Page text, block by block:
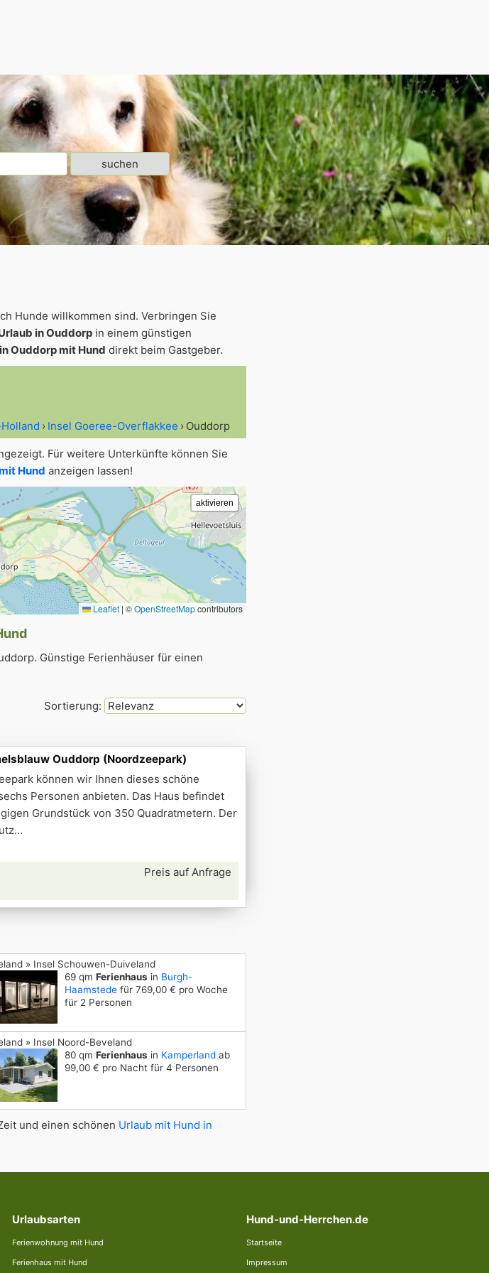
Hunde willkommen sind. Verbringen Sie
in Ouddorp in einem günstigen
Ouddorp mit Hund direkt beim Gastgeber.
Insel Goeree-Overflakkee Ouddorp
Für weitere Unterkünfte können Sie
Hund anzeigen lassen!
Leaflet | ©OpenStreetMapcontributors
Günstige Ferienhäuser für einen
Sortierung:
Ouddorp (Noordzeepark)
können wir Ihnen dieses schöne
Personen anbieten. Das Haus befindet
Grundstück von 350 Quadratmetern. Der
Preis auf Anfrage
» Insel Schouwen-Duiveland
69 qm Ferienhaus in Burgh-
Haamstedefür 769,00 € pro Woche
für 2 Personen
» Insel Noord-Beveland
80 qm Ferienhaus in Kamperlandab
99,00 € pro Nacht für 4 Personen
und einen schönen Urlaub mit Hund in
Urlaubsarten
Ferienwohnung mit Hund
Ferienhaus mit Hund
Hund-und-Herrchen.de
Startseite
Impressum